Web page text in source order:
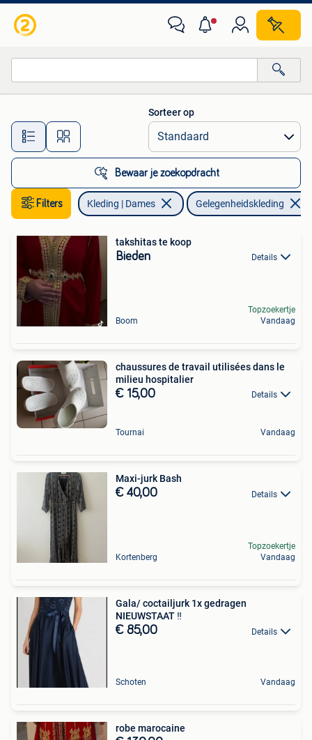
Alle afstanden…
Sorteer op
Bewaar je zoekopdracht
Filters Kleding | Dames Gelegenheidskleding
takshitas te koop
Bieden Details
Boom
Topzoekertje
Vandaag
chaussures de travail utilisées dans le
milieu hospitalier
€ 15,00 Details
Tournai Vandaag
Maxi-jurk Bash
€ 40,00 Details
Kortenberg
Topzoekertje
Vandaag
Gala/ coctailjurk 1x gedragen
NIEUWSTAAT ‼️
€ 85,00 Details
Schoten Vandaag
robe marocaine